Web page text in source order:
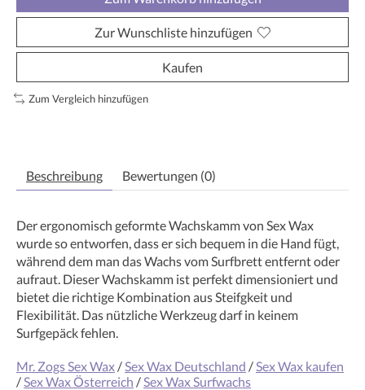
Zur Wunschliste hinzufügen
Kaufen
Zum Vergleich hinzufügen
Beschreibung Bewertungen (0)
Der ergonomisch geformte Wachskamm von Sex Wax
wurde so entworfen, dass er sich bequem in die Hand fügt,
während dem man das Wachs vom Surfbrett entfernt oder
aufraut. Dieser Wachskamm ist perfekt dimensioniert und
bietet die richtige Kombination aus Steifgkeit und
Flexibilität. Das nützliche Werkzeug darf in keinem
Surfgepäck fehlen.
Mr. Zogs Sex Wax / Sex Wax Deutschland / Sex Wax kaufen
/ Sex Wax Österreich / Sex Wax Surfwachs